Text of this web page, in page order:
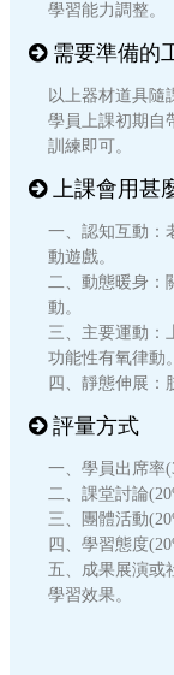
學習能力調整。
需要準備的
以上器材道具隨
學員上課初期自
訓練即可。
上課會用甚
一、認知互動：
動遊戲。
二、動態暖身：
動。
三、主要運動：
功能性有氧律動。
四、靜態伸展：
評量方式
一、學員出席率
二、課堂討論
三、團體活動
四、學習態度
五、成果展演或
學習效果。